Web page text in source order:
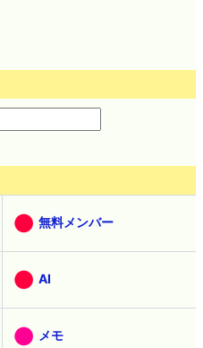
無料メンバー
AI
メモ